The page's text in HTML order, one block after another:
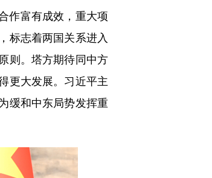
作富有成效，重大项
标志着两国关系进入
则。塔方期待同中方
更大发展。习近平主
缓和中东局势发挥重